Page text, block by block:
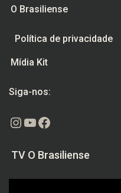
O Brasiliense
Política de privacidade
Mídia Kit
Siga-nos:
Instagram
Youtube
Facebook
TV O Brasiliense